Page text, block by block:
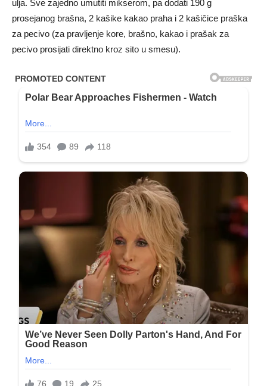
ulja. Sve zajedno umutiti mikserom, pa dodati 190 g
prosejanog brašna, 2 kašike kakao praha i 2 kašičice praška
za pecivo (za pravljenje kore, brašno, kakao i prašak za
pecivo prosijati direktno kroz sito u smesu).